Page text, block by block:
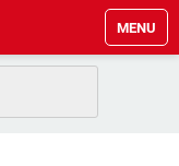
MENU